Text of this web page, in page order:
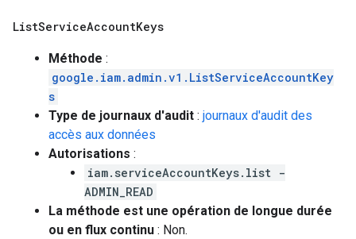
ListServiceAccountKeys
Méthode :
google.iam.admin.v1.ListServiceAccountKey
s
Type de journaux d'audit : journaux d'audit des
accès aux données
Autorisations :
iam.serviceAccountKeys.list -
ADMIN_READ
La méthode est une opération de longue durée
ou en flux continu : Non.